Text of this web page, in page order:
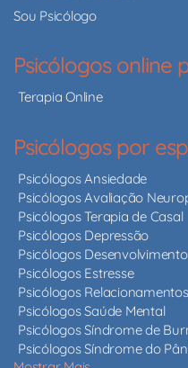
Sou Psicólogo
Psicólogos online
Terapia Online
Psicólogos por
Psicólogos Ansiedade
Psicólogos Avaliação
Psicólogos Terapia de Casal
Psicólogos Depressão
Psicólogos
Psicólogos Estresse
Psicólogos Relacionamentos
Psicólogos Saúde Mental
Psicólogos Síndrome de
Psicólogos Síndrome do